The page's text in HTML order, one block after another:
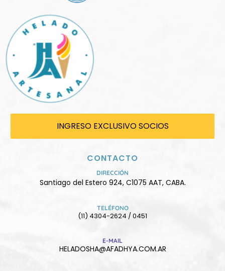
INGRESO EXCLUSIVO SOCIOS
CONTACTO
DIRECCIÓN
Santiago del Estero 924, C1075 AAT, CABA.
TELÉFONO
(11) 4304-2624 / 0451
E-MAIL
HELADOSHA@AFADHYA.COM.AR